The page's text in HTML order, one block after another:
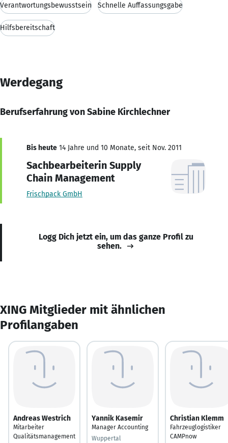
Verantwortungsbewusstsein Schnelle Auffassungsgabe
Hilfsbereitschaft
Werdegang
Berufserfahrung von Sabine Kirchlechner
Bis heute 14 Jahre und 10 Monate, seit Nov. 2011
Sachbearbeiterin Supply
Chain Management
Frischpack GmbH
Logg Dich jetzt ein, um das ganze Profil zu
sehen.
XING Mitglieder mit ähnlichen
Profilangaben
Andreas Westrich
Mitarbeiter
Qualitätsmanagement
Yannik Kasemir
Manager Accounting
Wuppertal
Christian Klemm
Fahrzeuglogistiker
CAMPnow